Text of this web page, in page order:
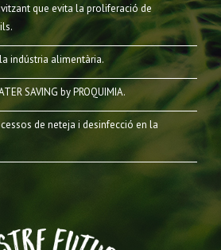
que evita la proliferació de
indústria alimentària.
SAVING by PROQUIMIA.
de neteja i desinfecció en la